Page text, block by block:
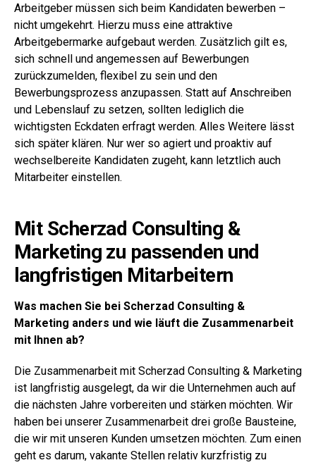
Arbeitgeber müssen sich beim Kandidaten bewerben –
nicht umgekehrt. Hierzu muss eine attraktive
Arbeitgebermarke aufgebaut werden. Zusätzlich gilt es,
sich schnell und angemessen auf Bewerbungen
zurückzumelden, flexibel zu sein und den
Bewerbungsprozess anzupassen. Statt auf Anschreiben
und Lebenslauf zu setzen, sollten lediglich die
wichtigsten Eckdaten erfragt werden. Alles Weitere lässt
sich später klären. Nur wer so agiert und proaktiv auf
wechselbereite Kandidaten zugeht, kann letztlich auch
Mitarbeiter einstellen.
Mit Scherzad Consulting &
Marketing zu passenden und
langfristigen Mitarbeitern
Was machen Sie bei Scherzad Consulting &
Marketing anders und wie läuft die Zusammenarbeit
mit Ihnen ab?
Die Zusammenarbeit mit Scherzad Consulting & Marketing
ist langfristig ausgelegt, da wir die Unternehmen auch auf
die nächsten Jahre vorbereiten und stärken möchten. Wir
haben bei unserer Zusammenarbeit drei große Bausteine,
die wir mit unseren Kunden umsetzen möchten. Zum einen
geht es darum, vakante Stellen relativ kurzfristig zu